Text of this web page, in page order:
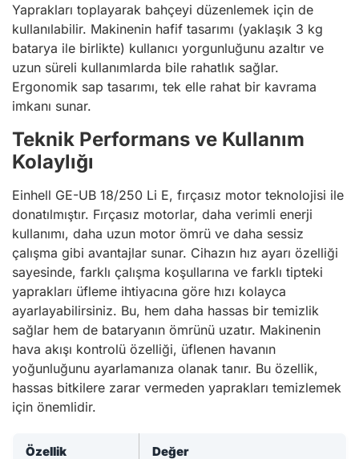
Yaprakları toplayarak bahçeyi düzenlemek için de
kullanılabilir. Makinenin hafif tasarımı (yaklaşık 3 kg
batarya ile birlikte) kullanıcı yorgunluğunu azaltır ve
uzun süreli kullanımlarda bile rahatlık sağlar.
Ergonomik sap tasarımı, tek elle rahat bir kavrama
imkanı sunar.
Teknik Performans ve Kullanım
Kolaylığı
Einhell GE-UB 18/250 Li E, fırçasız motor teknolojisi ile
donatılmıştır. Fırçasız motorlar, daha verimli enerji
kullanımı, daha uzun motor ömrü ve daha sessiz
çalışma gibi avantajlar sunar. Cihazın hız ayarı özelliği
sayesinde, farklı çalışma koşullarına ve farklı tipteki
yaprakları üfleme ihtiyacına göre hızı kolayca
ayarlayabilirsiniz. Bu, hem daha hassas bir temizlik
sağlar hem de bataryanın ömrünü uzatır. Makinenin
hava akışı kontrolü özelliği, üflenen havanın
yoğunluğunu ayarlamanıza olanak tanır. Bu özellik,
hassas bitkilere zarar vermeden yaprakları temizlemek
için önemlidir.
Özellik Değer